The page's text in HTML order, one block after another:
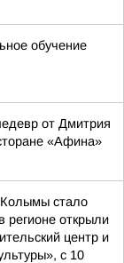
обучение
от Дмитрия
«Афина»
Колымы стало
открыли
центр и
с 10